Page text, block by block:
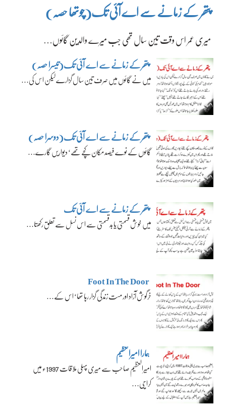
پتھر کے زمانے سے اے آئی تک(چوتھا حصہ)
میری عمر اس وقت تین سال تھی جب میرے والدین گائوں…
پتھر کے زمانے سے اے آئی تک(تیسرا حصہ)
میں نے گائوں میں صرف تین سال گزارے لیکن اس کی…
پتھر کے زمانے سے اے آئی تک(دوسرا حصہ)
گائوں کے نوے فیصد مکان کچے تھے‘ دیواریں گارے…
پتھر کے زمانے سے اے آئی تک
میں خوش قسمتی یا بدقسمتی سے اس نسل سے تعلق رکھتا…
Foot In The Door
خرگوش آزاد اور مست زندگی گزار رہا تھا‘ اس کے…
ہمارا امیرالعظیم
امیرالعظیم صاحب سے میری پہلی ملاقات 1997ء میں
کراچی…